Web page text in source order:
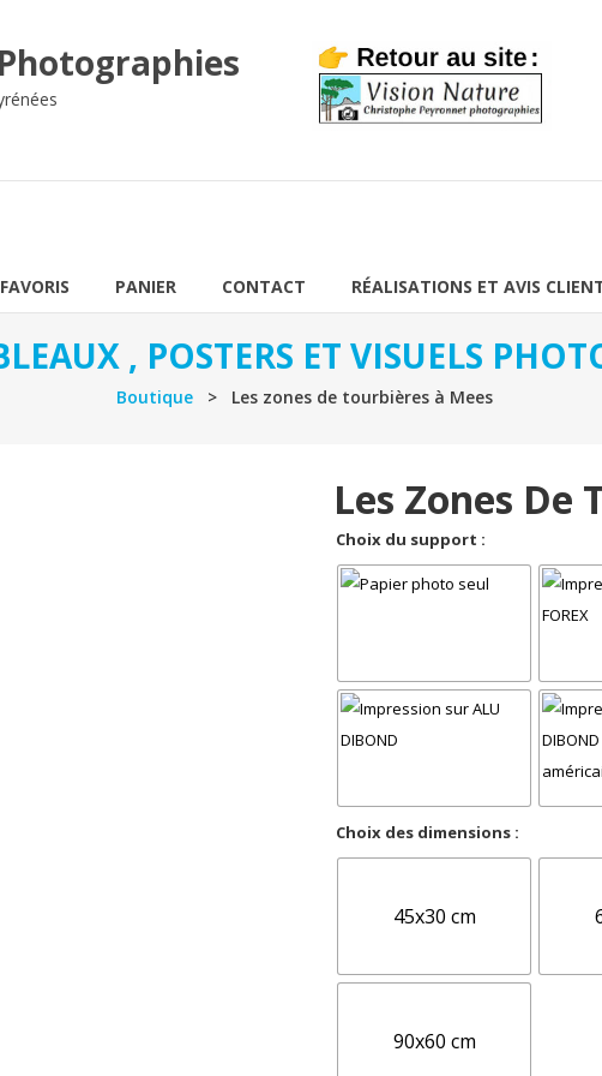
FAVORIS PANIER CONTACT RÉALISATIONS ET AVIS
, POSTERS ET VISUELS
Boutique > Les zones de tourbières à Mees
Les Zones De
Choix du support :
Choix des dimensions :
45x30 cm
90x60 cm